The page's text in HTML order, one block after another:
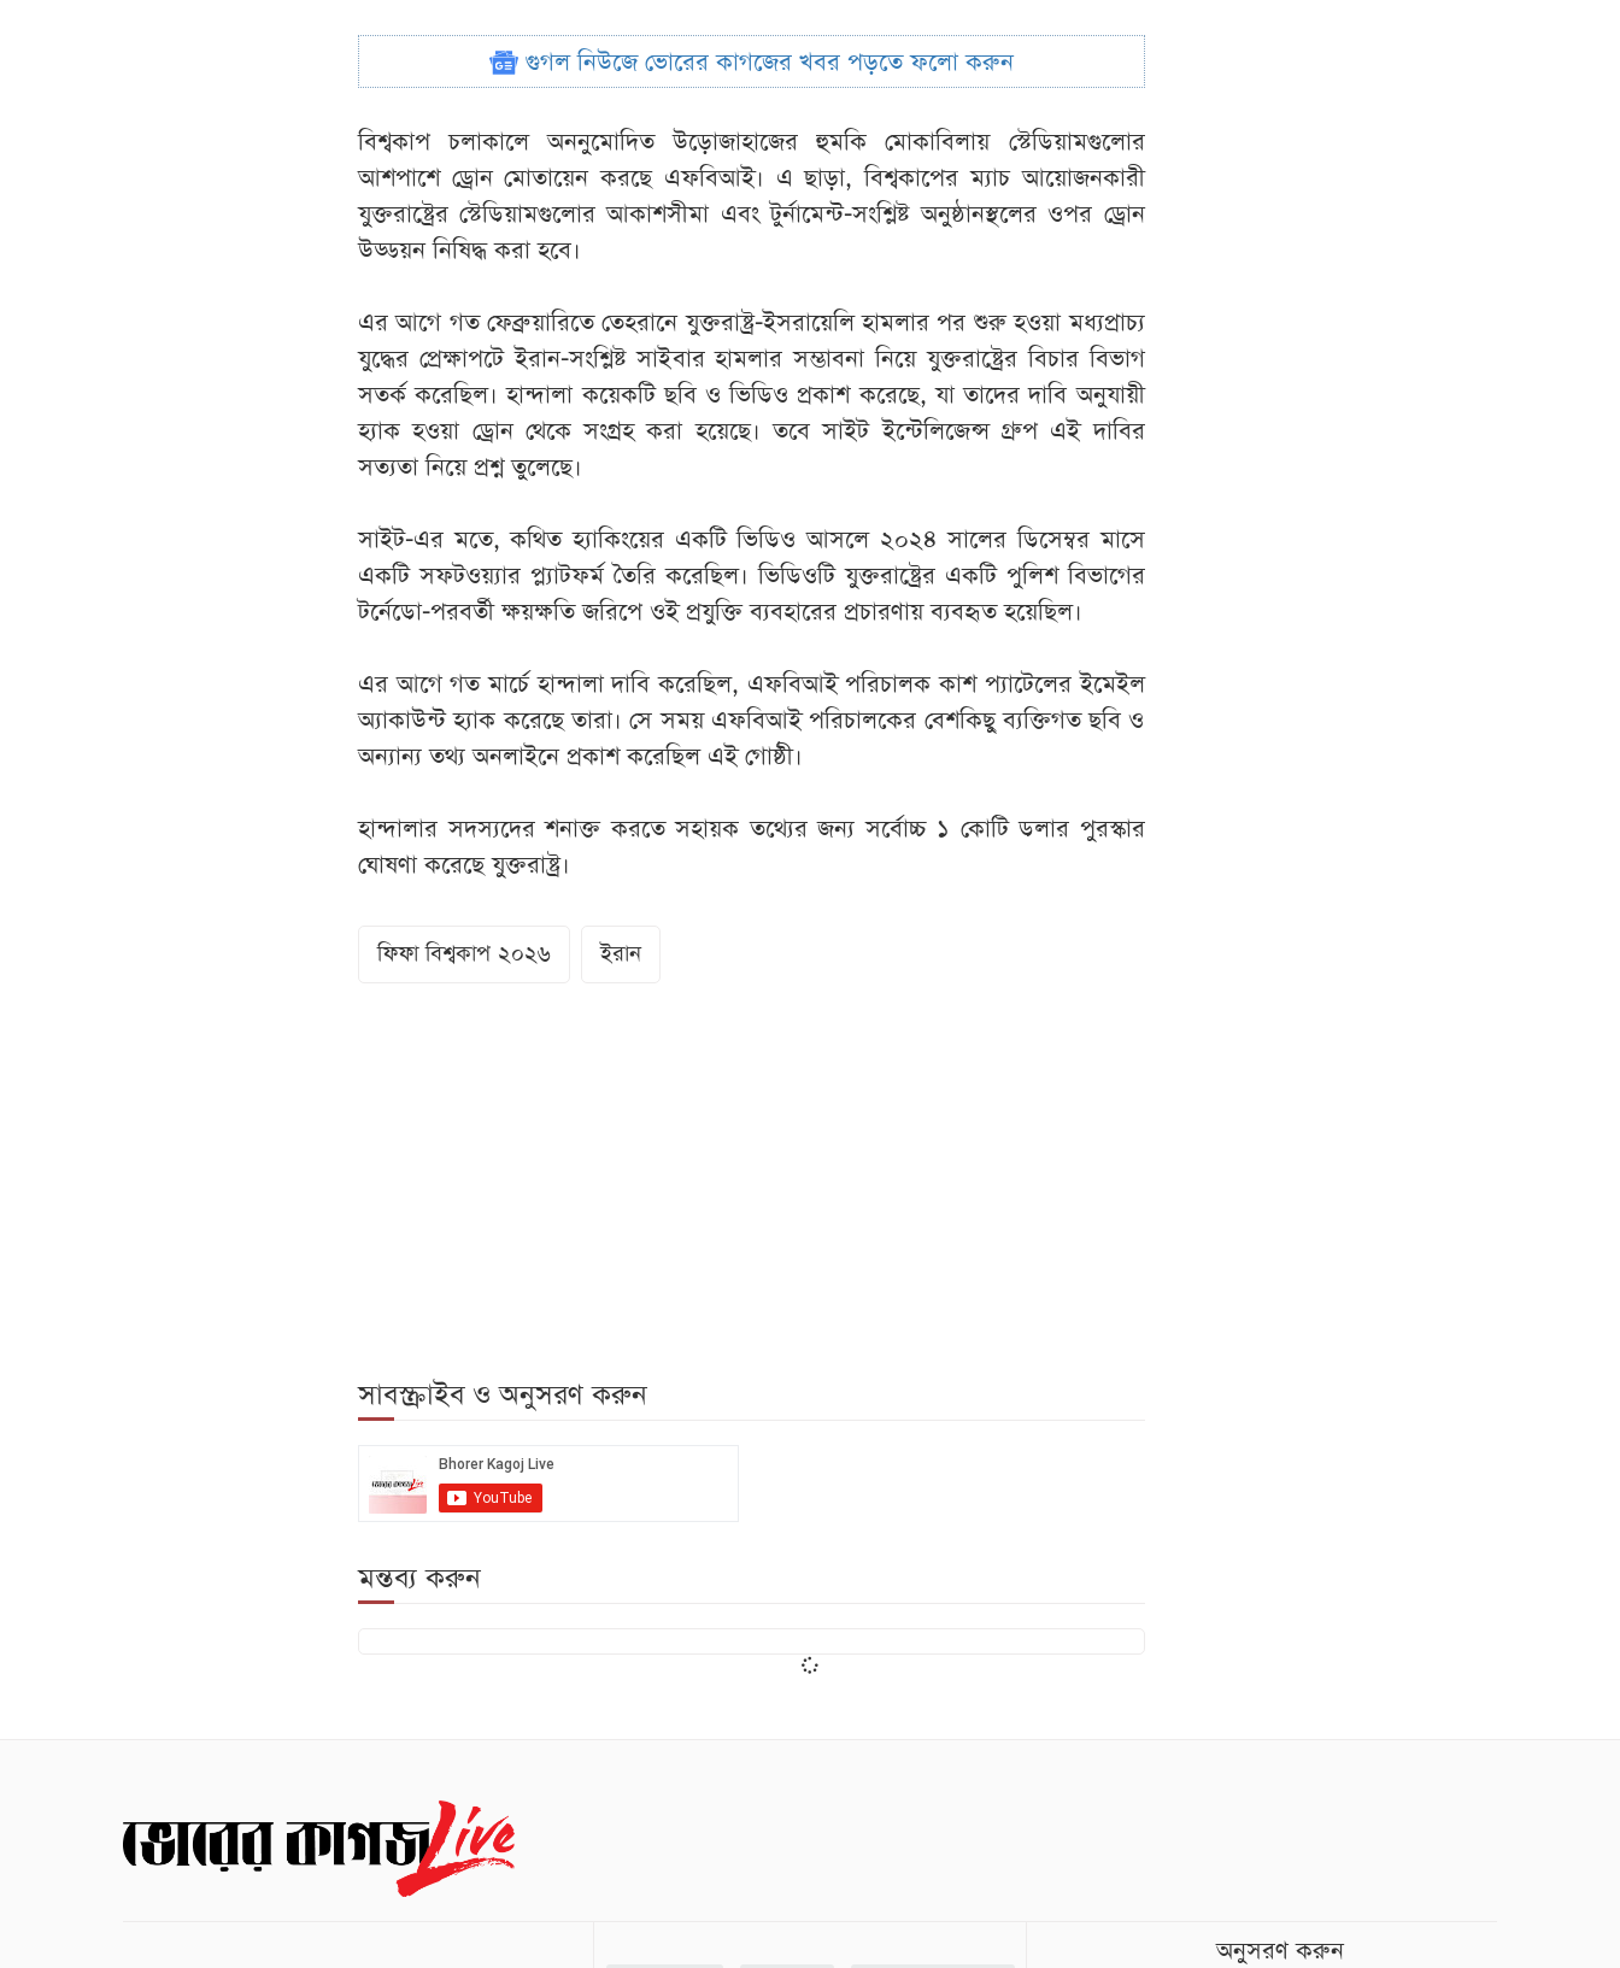
গুগল নিউজে ভোরের কাগজের খবর পড়তে ফলো করুন
বিশ্বকাপ চলাকালে অননুমোদিত উড়োজাহাজের হুমকি মোকাবিলায় স্টেডিয়ামগুলোর
আশপাশে ড্রোন মোতায়েন করছে এফবিআই। এ ছাড়া, বিশ্বকাপের ম্যাচ আয়োজনকারী
যুক্তরাষ্ট্রের স্টেডিয়ামগুলোর আকাশসীমা এবং টুর্নামেন্ট-সংশ্লিষ্ট অনুষ্ঠানস্থলের ওপর ড্রোন
উড্ডয়ন নিষিদ্ধ করা হবে।
এর আগে গত ফেব্রুয়ারিতে তেহরানে যুক্তরাষ্ট্র-ইসরায়েলি হামলার পর শুরু হওয়া মধ্যপ্রাচ্য
যুদ্ধের প্রেক্ষাপটে ইরান-সংশ্লিষ্ট সাইবার হামলার সম্ভাবনা নিয়ে যুক্তরাষ্ট্রের বিচার বিভাগ
সতর্ক করেছিল। হান্দালা কয়েকটি ছবি ও ভিডিও প্রকাশ করেছে, যা তাদের দাবি অনুযায়ী
হ্যাক হওয়া ড্রোন থেকে সংগ্রহ করা হয়েছে। তবে সাইট ইন্টেলিজেন্স গ্রুপ এই দাবির
সত্যতা নিয়ে প্রশ্ন তুলেছে।
সাইট-এর মতে, কথিত হ্যাকিংয়ের একটি ভিডিও আসলে ২০২৪ সালের ডিসেম্বর মাসে
একটি সফটওয়্যার প্ল্যাটফর্ম তৈরি করেছিল। ভিডিওটি যুক্তরাষ্ট্রের একটি পুলিশ বিভাগের
টর্নেডো-পরবর্তী ক্ষয়ক্ষতি জরিপে ওই প্রযুক্তি ব্যবহারের প্রচারণায় ব্যবহৃত হয়েছিল।
এর আগে গত মার্চে হান্দালা দাবি করেছিল, এফবিআই পরিচালক কাশ প্যাটেলের ইমেইল
অ্যাকাউন্ট হ্যাক করেছে তারা। সে সময় এফবিআই পরিচালকের বেশকিছু ব্যক্তিগত ছবি ও
অন্যান্য তথ্য অনলাইনে প্রকাশ করেছিল এই গোষ্ঠী।
হান্দালার সদস্যদের শনাক্ত করতে সহায়ক তথ্যের জন্য সর্বোচ্চ ১ কোটি ডলার পুরস্কার
ঘোষণা করেছে যুক্তরাষ্ট্র।
ফিফা বিশ্বকাপ ২০২৬ ইরান
সাবস্ক্রাইব ও অনুসরণ করুন
মন্তব্য করুন
অনুসরণ করুন